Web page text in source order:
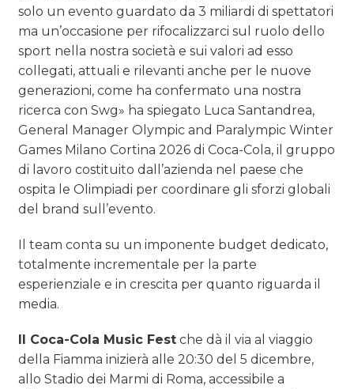
solo un evento guardato da 3 miliardi di spettatori
ma un’occasione per rifocalizzarci sul ruolo dello
sport nella nostra società e sui valori ad esso
collegati, attuali e rilevanti anche per le nuove
generazioni, come ha confermato una nostra
ricerca con Swg» ha spiegato Luca Santandrea,
General Manager Olympic and Paralympic Winter
Games Milano Cortina 2026 di Coca-Cola, il gruppo
di lavoro costituito dall’azienda nel paese che
ospita le Olimpiadi per coordinare gli sforzi globali
del brand sull’evento.
Il team conta su un imponente budget dedicato,
totalmente incrementale per la parte
esperienziale e in crescita per quanto riguarda il
media.
Il Coca-Cola Music Fest che dà il via al viaggio
della Fiamma inizierà alle 20:30 del 5 dicembre,
allo Stadio dei Marmi di Roma, accessibile a